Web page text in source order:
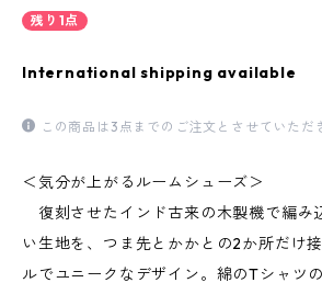
残り1点
International shipping available
この商品は3点までのご注文とさせていただ
＜気分が上がるルームシューズ＞
復刻させたインド古来の木製機で編み
い生地を、つま先とかかとの2か所だけ
ルでユニークなデザイン。綿のTシャツ